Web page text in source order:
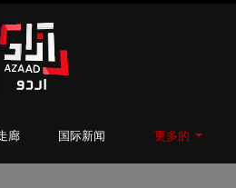
廊 国际新闻 更多的